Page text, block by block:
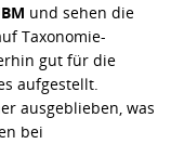
und sehen die
Taxonomie-
gut für die
aufgestellt.
ausgeblieben, was
bei